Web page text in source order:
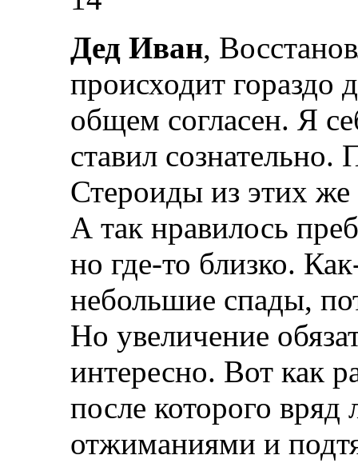
Дед Иван,
происходит
общем согласен. Я
ставил сознательно.
Стероиды из этих
А так нравилось
но где-то близко.
небольшие спады,
Но увеличение
интересно. Вот как
после которого
отжиманиями и